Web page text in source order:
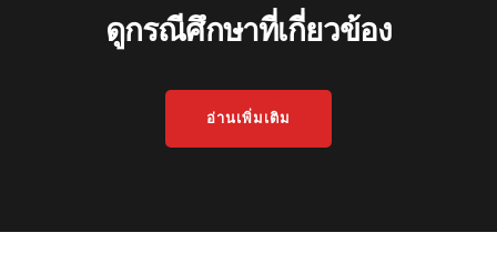
ดูกรณีศึกษาที่เกี่ยวข้อง
อ่านเพิ่มเติม